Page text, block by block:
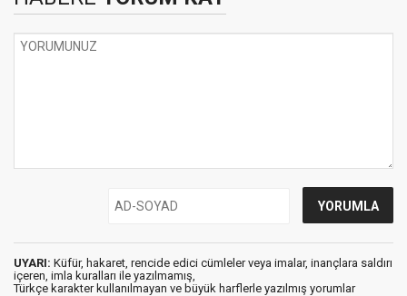
UYARI: Küfür, hakaret, rencide edici cümleler veya imalar, inançlara saldırı
içeren, imla kuralları ile yazılmamış,
Türkçe karakter kullanılmayan ve büyük harflerle yazılmış yorumlar